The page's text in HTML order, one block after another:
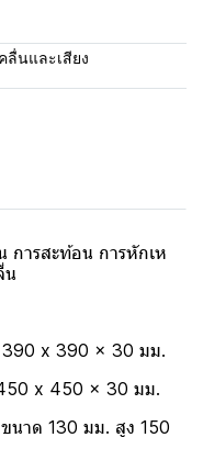
คลื่นและเสียง
การสะท้อน การหักเห
น
390 x 390 x 30 มม.
x 450 x 30 มม.
นาด 130 มม. สูง 150